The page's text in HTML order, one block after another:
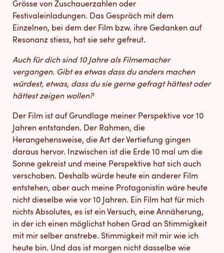
Grösse von Zuschauerzahlen oder
Festivaleinladungen. Das Gespräch mit dem
Einzelnen, bei dem der Film bzw. ihre Gedanken auf
Resonanz stiess, hat sie sehr gefreut.
Auch für dich sind 10 Jahre als Filmemacher
vergangen. Gibt es etwas dass du anders machen
würdest, etwas, dass du sie gerne gefragt hättest oder
hättest zeigen wollen?
Der Film ist auf Grundlage meiner Perspektive vor 10
Jahren entstanden. Der Rahmen, die
Herangehensweise, die Art der Vertiefung gingen
daraus hervor. Inzwischen ist die Erde 10 mal um die
Sonne gekreist und meine Perspektive hat sich auch
verschoben. Deshalb würde heute ein anderer Film
entstehen, aber auch meine Protagonistin wäre heute
nicht dieselbe wie vor 10 Jahren. Ein Film hat für mich
nichts Absolutes, es ist ein Versuch, eine Annäherung,
in der ich einen möglichst hohen Grad an Stimmigkeit
mit mir selber anstrebe. Stimmigkeit mit mir wie ich
heute bin. Und das ist morgen nicht dasselbe wie